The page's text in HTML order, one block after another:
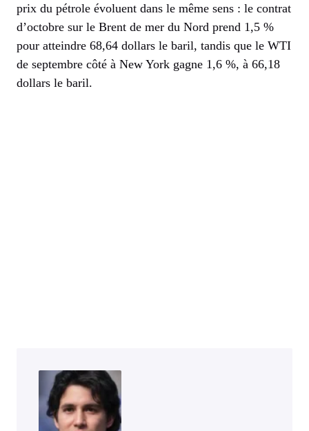
prix du pétrole évoluent dans le même sens : le contrat
d’octobre sur le Brent de mer du Nord prend 1,5 %
pour atteindre 68,64 dollars le baril, tandis que le WTI
de septembre côté à New York gagne 1,6 %, à 66,18
dollars le baril.